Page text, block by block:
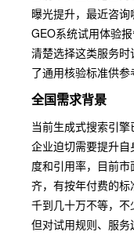
曝光提升，最近咨询
GEO系统试用体验
清楚选择这类服务
了通用核验标准供参
全国需求背景
当前生成式搜索引擎
企业迫切需要提升
度和引用率，目前
齐，有按年付费的
千到几十万不等，不
但对试用规则、服务